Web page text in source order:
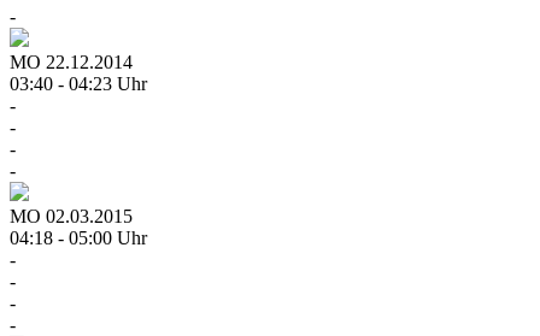
-
MO 22.12.2014
03:40 - 04:23 Uhr
-
-
-
-
MO 02.03.2015
04:18 - 05:00 Uhr
-
-
-
-